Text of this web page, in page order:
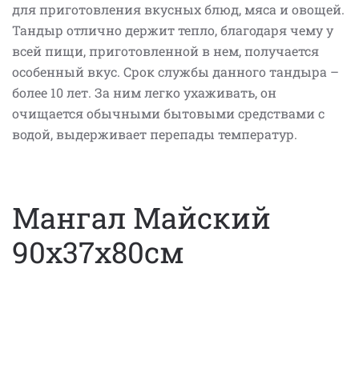
для приготовления вкусных блюд, мяса и овощей.
Тандыр отлично держит тепло, благодаря чему у
всей пищи, приготовленной в нем, получается
особенный вкус. Срок службы данного тандыра –
более 10 лет. За ним легко ухаживать, он
очищается обычными бытовыми средствами с
водой, выдерживает перепады температур.
Мангал Майский
90х37х80см